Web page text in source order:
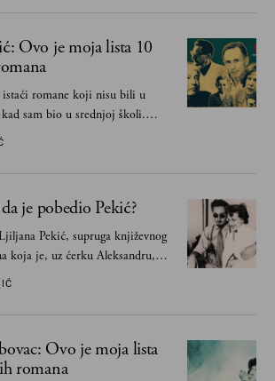
Ovo je moja lista 10
istaći romane koji nisu bili u
sam bio u srednjoj školi.
da su "klasici" već dovoljno
je pobedio Pekić?
Pekić, supruga književnog
koja je, uz ćerku Aleksandru,
o zaostavštini pisca. Ovu priču o
Ovo je moja lista
romana